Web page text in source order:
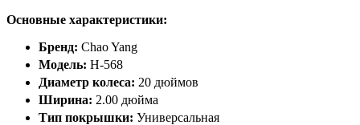
Основные характеристики:
Бренд: Chao Yang
Модель: H-568
Диаметр колеса: 20 дюймов
Ширина: 2.00 дюйма
Тип покрышки: Универсальная